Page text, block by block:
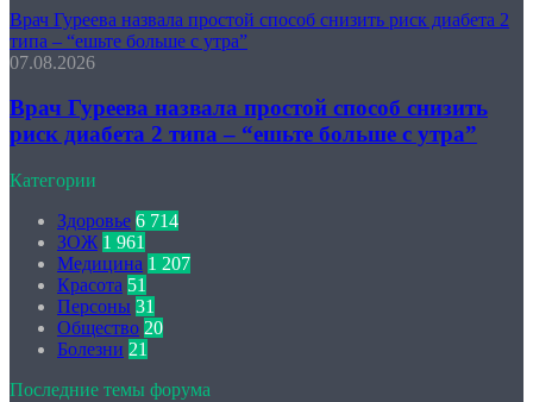
Врач Гуреева назвала простой способ снизить риск диабета 2
типа – “ешьте больше с утра”
07.08.2026
Врач Гуреева назвала простой способ снизить
риск диабета 2 типа – “ешьте больше с утра”
Категории
Здоровье 6 714
ЗОЖ 1 961
Медицина 1 207
Красота 51
Персоны 31
Общество 20
Болезни 21
Последние темы форума